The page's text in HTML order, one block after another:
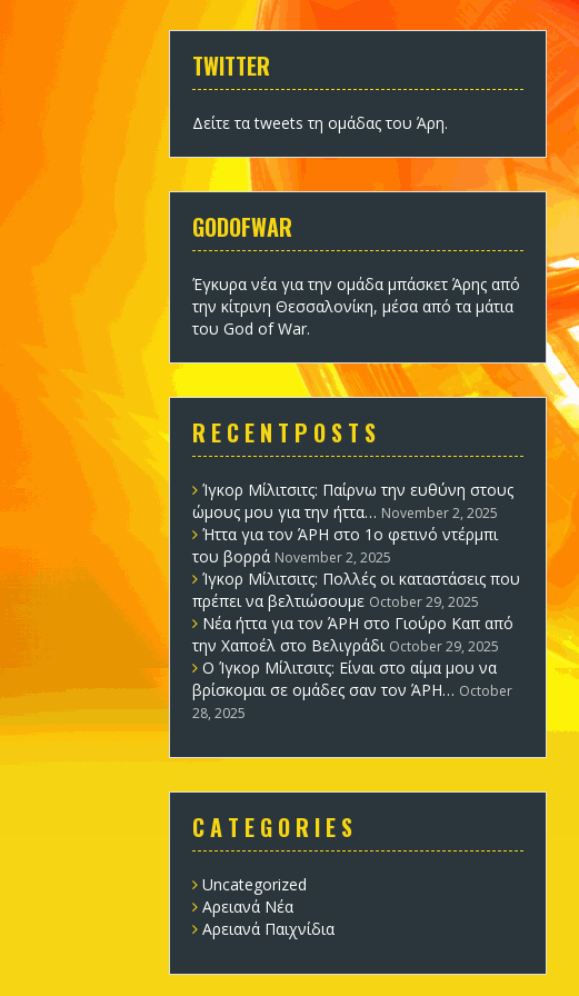
TWITTER
Δείτε τα tweets τη ομάδας του Άρη.
GODOFWAR
Έγκυρα νέα για την ομάδα μπάσκετ Άρης από
την κίτρινη Θεσσαλονίκη, μέσα από τα μάτια
του God of War.
R E C E N T P O S T S
Ίγκορ Μίλιτσιτς: Παίρνω την ευθύνη στους
ώμους μου για την ήττα… November 2, 2025
Ήττα για τον ΆΡΗ στο 1ο φετινό ντέρμπι
του βορρά November 2, 2025
Ίγκορ Μίλιτσιτς: Πολλές οι καταστάσεις που
πρέπει να βελτιώσουμε October 29, 2025
Νέα ήττα για τον ΆΡΗ στο Γιούρο Καπ από
την Χαποέλ στο Βελιγράδι October 29, 2025
Ο Ίγκορ Μίλιτσιτς: Είναι στο αίμα μου να
βρίσκομαι σε ομάδες σαν τον ΆΡΗ… October
28, 2025
C A T E G O R I E S
Uncategorized
Αρειανά Νέα
Αρειανά Παιχνίδια